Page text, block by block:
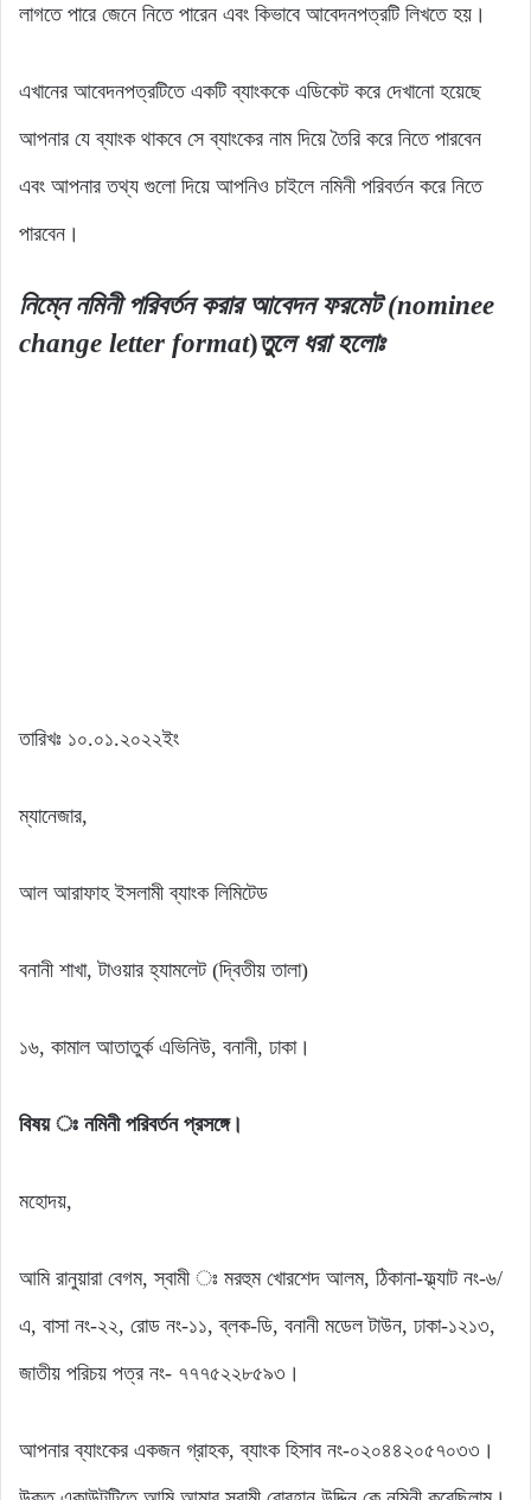
লাগতে পারে জেনে নিতে পারেন এবং কিভাবে আবেদনপত্রটি লিখতে হয়।
এখানের আবেদনপত্রটিতে একটি ব্যাংককে এডিকেট করে দেখানো হয়েছে
আপনার যে ব্যাংক থাকবে সে ব্যাংকের নাম দিয়ে তৈরি করে নিতে পারবেন
এবং আপনার তথ্য গুলো দিয়ে আপনিও চাইলে নমিনী পরিবর্তন করে নিতে
পারবেন।
নিম্নে নমিনী পরিবর্তন করার আবেদন ফরমেট (nominee
change letter format)তুলে ধরা হলোঃ
তারিখঃ ১০.০১.২০২২ইং
ম্যানেজার,
আল আরাফাহ ইসলামী ব্যাংক লিমিটেড
বনানী শাখা, টাওয়ার হ্যামলেট (দ্বিতীয় তালা)
১৬, কামাল আতাতুর্ক এভিনিউ, বনানী, ঢাকা।
বিষয় ঃ নমিনী পরিবর্তন প্রসঙ্গে।
মহোদয়,
আমি রানুয়ারা বেগম, স্বামী ঃ মরহুম খোরশেদ আলম, ঠিকানা-ফ্ল্যাট নং-৬/
এ, বাসা নং-২২, রোড নং-১১, ব্লক-ডি, বনানী মডেল টাউন, ঢাকা-১২১৩,
জাতীয় পরিচয় পত্র নং- ৭৭৭৫২২৮৫৯৩।
আপনার ব্যাংকের একজন গ্রাহক, ব্যাংক হিসাব নং-০২০৪৪২০৫৭০৩৩।